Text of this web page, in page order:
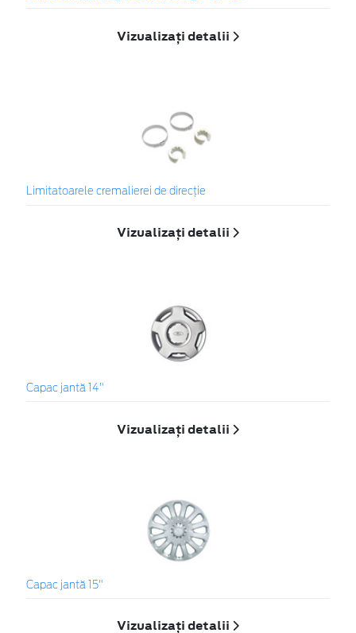
Vizualizați detalii
Limitatoarele cremalierei de direcţie
Vizualizați detalii
Capac jantă 14"
Vizualizați detalii
Capac jantă 15"
Vizualizați detalii